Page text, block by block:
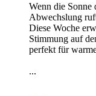
Wenn die Sonne
Abwechslung
Diese Woche
Stimmung auf
perfekt für
...